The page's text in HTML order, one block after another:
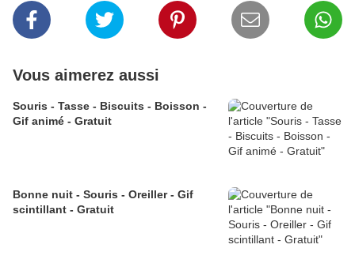
Vous aimerez aussi
Souris - Tasse - Biscuits - Boisson -
Gif animé - Gratuit
Bonne nuit - Souris - Oreiller - Gif
scintillant - Gratuit